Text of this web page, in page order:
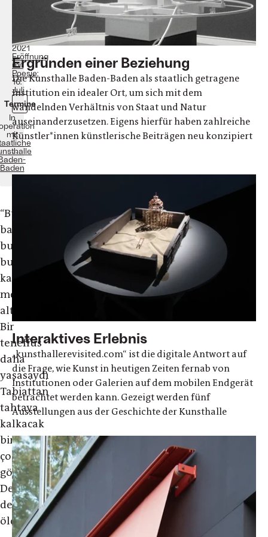
Oktober
2021
Eröffnung
mit
Poesie:
16.
Juli
Termine
In
mit
Baden
“Buraya
bakın,
burada,
bu
kara
mermerin
altında
Bir
teneffüs
daha
yaşasaydı
Tabiattan
tahtaya
kalkacak
bir
çocuk
gömülüdür
Devlet
dersinde
öldürülmüştür.”
Ergründen einer Beziehung
Die Kunsthalle Baden-Baden als staatlich getragene
Institution ein idealer Ort, um sich mit dem
wandelnden Verhältnis von Staat und Natur
auseinanderzusetzen. Eigens hierfür haben zahlreiche
Künstler*innen künstlerische Beiträgen neu konzipiert
...
Interaktives Erlebnis
„kunsthallerevisited.com“ ist die digitale Antwort auf
die Frage, wie Kunst in heutigen Zeiten fernab von
Institutionen oder Galerien auf dem mobilen Endgerät
betrachtet werden kann. Gezeigt werden fünf
Ausstellungen aus der Geschichte der Kunsthalle